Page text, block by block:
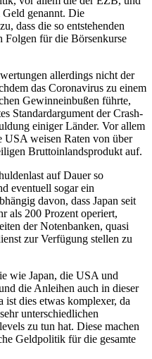
genannt. Die
dass die so entstehenden
Folgen für die Börsenkurse
allerdings nicht der
das Coronavirus zu einem
Gewinneinbußen führte,
Standardargument der Crash-
einiger Länder. Vor allem
USA weisen Raten von über
Bruttoinlandsprodukt auf.
auf Dauer so
eventuell sogar ein
davon, dass Japan seit
als 200 Prozent operiert,
der Notenbanken, quasi
zur Verfügung stellen zu
wie Japan, die USA und
die Anleihen auch in dieser
ist dies etwas komplexer, da
unterschiedlichen
zu tun hat. Diese machen
Geldpolitik für die gesamte